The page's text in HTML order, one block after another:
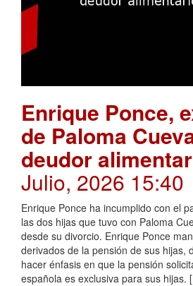
Enrique Ponce,
de Paloma
deudor
Julio, 2026 15:40
Enrique Ponce ha incumplido con el
las dos hijas que tuvo con Paloma
desde su divorcio. Enrique Ponce
derivados de la pensión de sus hijas,
hacer énfasis en que la pensión
española es exclusiva para sus hijas.